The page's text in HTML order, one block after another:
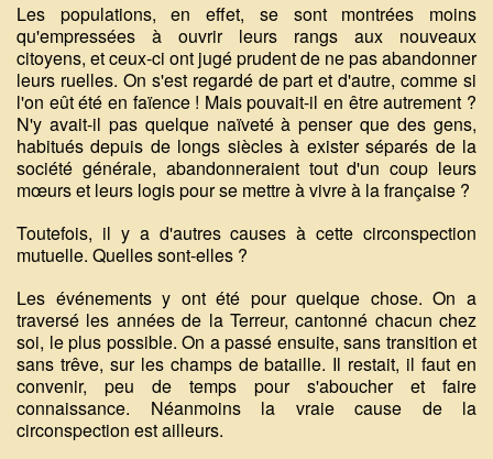
Les populations, en effet, se sont montrées moins
qu'empressées à ouvrir leurs rangs aux nouveaux
citoyens, et ceux-ci ont jugé prudent de ne pas abandonner
leurs ruelles. On s'est regardé de part et d'autre, comme si
l'on eût été en faïence ! Mais pouvait-il en être autrement ?
N'y avait-il pas quelque naïveté à penser que des gens,
habitués depuis de longs siècles à exister séparés de la
société générale, abandonneraient tout d'un coup leurs
mœurs et leurs logis pour se mettre à vivre à la française ?
Toutefois, il y a d'autres causes à cette circonspection
mutuelle. Quelles sont-elles ?
Les événements y ont été pour quelque chose. On a
traversé les années de la Terreur, cantonné chacun chez
soi, le plus possible. On a passé ensuite, sans transition et
sans trêve, sur les champs de bataille. Il restait, il faut en
convenir, peu de temps pour s'aboucher et faire
connaissance. Néanmoins la vraie cause de la
circonspection est ailleurs.